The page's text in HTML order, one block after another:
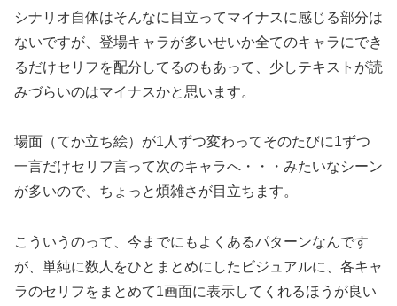
シナリオ自体はそんなに目立ってマイナスに感じる部分は
ないですが、登場キャラが多いせいか全てのキャラにでき
るだけセリフを配分してるのもあって、少しテキストが読
みづらいのはマイナスかと思います。
場面（てか立ち絵）が1人ずつ変わってそのたびに1ずつ
一言だけセリフ言って次のキャラへ・・・みたいなシーン
が多いので、ちょっと煩雑さが目立ちます。
こういうのって、今までにもよくあるパターンなんです
が、単純に数人をひとまとめにしたビジュアルに、各キャ
ラのセリフをまとめて1画面に表示してくれるほうが良い